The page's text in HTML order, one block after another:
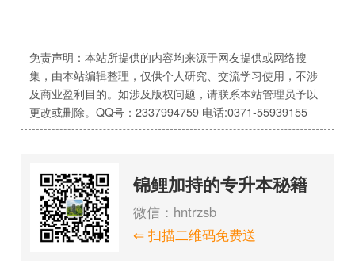
免责声明：本站所提供的内容均来源于网友提供或网络搜
集，由本站编辑整理，仅供个人研究、交流学习使用，不涉
及商业盈利目的。如涉及版权问题，请联系本站管理员予以
更改或删除。QQ号：2337994759 电话:0371-55939155
锦鲤加持的专升本秘籍
微信：hntrzsb
⇐ 扫描二维码免费送